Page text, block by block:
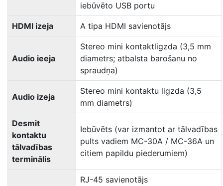
iebūvēto USB portu
HDMI izeja A tipa HDMI savienotājs
Audio ieeja
Stereo mini kontaktligzda (3,5 mm
diametrs; atbalsta barošanu no
spraudņa)
Audio izeja
Stereo mini kontaktu ligzda (3,5
mm diametrs)
Desmit
kontaktu
tālvadības
terminālis
Iebūvēts (var izmantot ar tālvadības
pults vadiem MC-30A / MC-36A un
citiem papildu piederumiem)
RJ-45 savienotājs